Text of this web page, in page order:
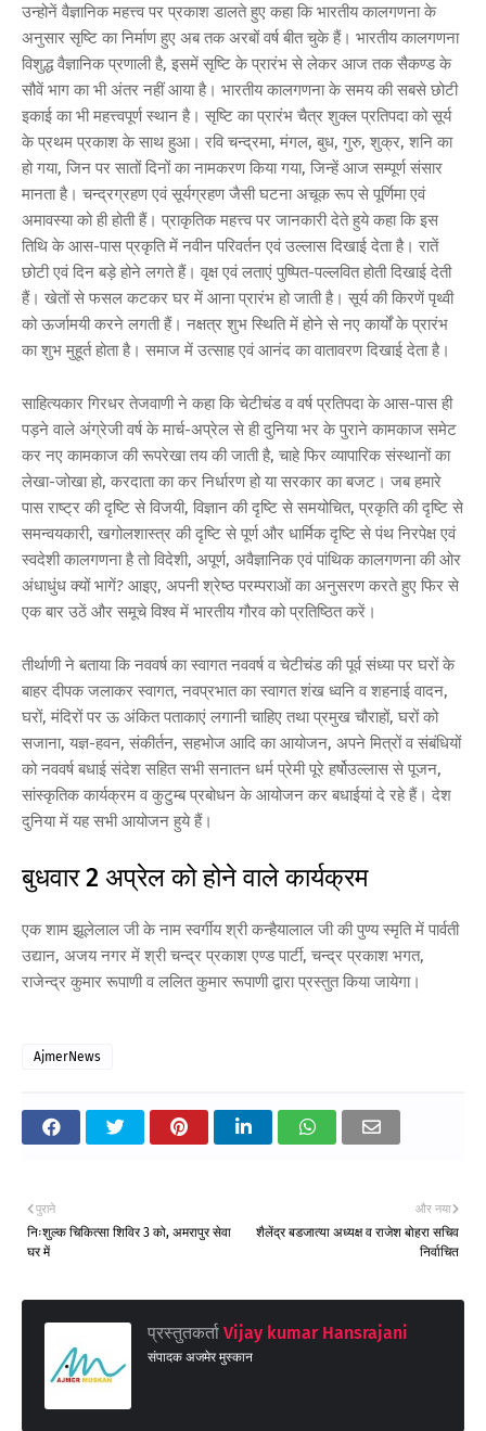
उन्होनें वैज्ञानिक महत्त्व पर प्रकाश डालते हुए कहा कि भारतीय कालगणना के
अनुसार सृष्टि का निर्माण हुए अब तक अरबों वर्ष बीत चुके हैं। भारतीय कालगणना
विशुद्ध वैज्ञानिक प्रणाली है, इसमें सृष्टि के प्रारंभ से लेकर आज तक सैकण्ड के
सौवें भाग का भी अंतर नहीं आया है। भारतीय कालगणना के समय की सबसे छोटी
इकाई का भी महत्त्वपूर्ण स्थान है। सृष्टि का प्रारंभ चैत्र शुक्ल प्रतिपदा को सूर्य
के प्रथम प्रकाश के साथ हुआ। रवि चन्द्रमा, मंगल, बुध, गुरु, शुक्र, शनि का
हो गया, जिन पर सातों दिनों का नामकरण किया गया, जिन्हें आज सम्पूर्ण संसार
मानता है। चन्द्रग्रहण एवं सूर्यग्रहण जैसी घटना अचूक रूप से पूर्णिमा एवं
अमावस्या को ही होती हैं। प्राकृतिक महत्त्व पर जानकारी देते हुये कहा कि इस
तिथि के आस-पास प्रकृति में नवीन परिवर्तन एवं उल्लास दिखाई देता है। रातें
छोटी एवं दिन बड़े होने लगते हैं। वृक्ष एवं लताएं पुष्पित-पल्लवित होती दिखाई देती
हैं। खेतों से फसल कटकर घर में आना प्रारंभ हो जाती है। सूर्य की किरणें पृथ्वी
को ऊर्जामयी करने लगती हैं। नक्षत्र शुभ स्थिति में होने से नए कार्यों के प्रारंभ
का शुभ मुहूर्त होता है। समाज में उत्साह एवं आनंद का वातावरण दिखाई देता है।
साहित्यकार गिरधर तेजवाणी ने कहा कि चेटीचंड व वर्ष प्रतिपदा के आस-पास ही
पड़ने वाले अंग्रेजी वर्ष के मार्च-अप्रेल से ही दुनिया भर के पुराने कामकाज समेट
कर नए कामकाज की रूपरेखा तय की जाती है, चाहे फिर व्यापारिक संस्थानों का
लेखा-जोखा हो, करदाता का कर निर्धारण हो या सरकार का बजट। जब हमारे
पास राष्ट्र की दृष्टि से विजयी, विज्ञान की दृष्टि से समयोचित, प्रकृति की दृष्टि से
समन्वयकारी, खगोलशास्त्र की दृष्टि से पूर्ण और धार्मिक दृष्टि से पंथ निरपेक्ष एवं
स्वदेशी कालगणना है तो विदेशी, अपूर्ण, अवैज्ञानिक एवं पांथिक कालगणना की ओर
अंधाधुंध क्यों भागें? आइए, अपनी श्रेष्ठ परम्पराओं का अनुसरण करते हुए फिर से
एक बार उठें और समूचे विश्व में भारतीय गौरव को प्रतिष्ठित करें।
तीर्थाणी ने बताया कि नववर्ष का स्वागत नववर्ष व चेटीचंड की पूर्व संध्या पर घरों के
बाहर दीपक जलाकर स्वागत, नवप्रभात का स्वागत शंख ध्वनि व शहनाई वादन,
घरों, मंदिरों पर ऊ अंकित पताकाएं लगानी चाहिए तथा प्रमुख चौराहों, घरों को
सजाना, यज्ञ-हवन, संकीर्तन, सहभोज आदि का आयोजन, अपने मित्रों व संबंधियों
को नववर्ष बधाई संदेश सहित सभी सनातन धर्म प्रेमी पूरे हर्षोउल्लास से पूजन,
सांस्कृतिक कार्यक्रम व कुटुम्ब प्रबोधन के आयोजन कर बधाईयां दे रहे हैं। देश
दुनिया में यह सभी आयोजन हुये हैं।
बुधवार 2 अप्रेल को होने वाले कार्यक्रम
एक शाम झूलेलाल जी के नाम स्वर्गीय श्री कन्हैयालाल जी की पुण्य स्मृति में पार्वती
उद्यान, अजय नगर में श्री चन्द्र प्रकाश एण्ड पार्टी, चन्द्र प्रकाश भगत,
राजेन्द्र कुमार रूपाणी व ललित कुमार रूपाणी द्वारा प्रस्तुत किया जायेगा।
AjmerNews
और नया
शैलेंद्र बडजात्या अध्यक्ष व राजेश बोहरा सचिव
निर्वाचित
पुराने
निःशुल्क चिकित्सा शिविर 3 को, अमरापुर सेवा
घर में
प्रस्तुतकर्ता Vijay kumar Hansrajani
संपादक अजमेर मुस्कान